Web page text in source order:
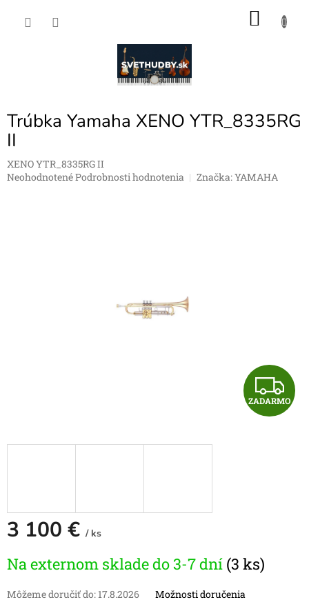
Trúbka Yamaha XENO YTR_8335RG
II
XENO YTR_8335RG II
Priemerné
NeohodnotenéPodrobnosti hodnotenia Značka:YAMAHA
Z
A
ZADARMO
3 100 € / ks
cena:
Na externom sklade do 3-7 dní (3 ks)
Môžeme doručiť do: 17.8.2026 Možnosti doručenia